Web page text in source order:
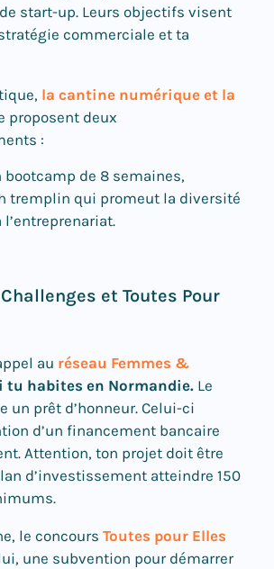
start-up. Leurs objectifs visent
commerciale et ta
la cantine numérique et la
proposent deux
:
bootcamp de 8 semaines,
tremplin qui promeut la diversité
l’entreprenariat.
et Toutes Pour
au réseau Femmes &
tu habites en Normandie. Le
un prêt d’honneur. Celui-ci
d’un financement bancaire
Attention, ton projet doit être
d’investissement atteindre 150
le concours Toutes pour Elles
une subvention pour démarrer